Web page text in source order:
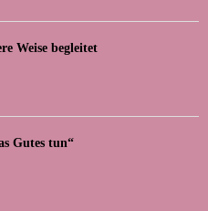
Weise begleitet
Gutes tun“